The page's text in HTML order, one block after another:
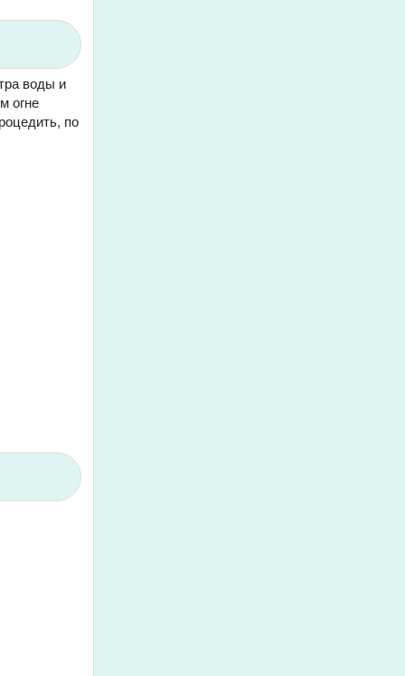
воды и
огне
по